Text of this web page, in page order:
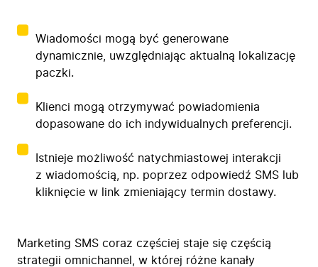
Wiadomości mogą być generowane
dynamicznie, uwzględniając aktualną lokalizację
paczki.
Klienci mogą otrzymywać powiadomienia
dopasowane do ich indywidualnych preferencji.
Istnieje możliwość natychmiastowej interakcji
z wiadomością, np. poprzez odpowiedź SMS lub
kliknięcie w link zmieniający termin dostawy.
Marketing SMS coraz częściej staje się częścią
strategii omnichannel, w której różne kanały